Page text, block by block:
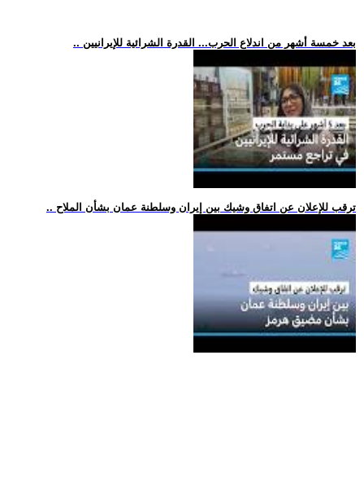
.. بعد خمسة أشهر من اندلاع الحرب... القدرة الشرائية للإيرانيين
.. ترقب للإعلان عن اتفاق وشيك بين إيران وسلطنة عمان بشأن الملاح